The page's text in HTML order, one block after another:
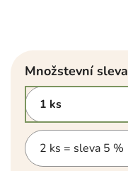
Množstevní sleva
1 ks
2 ks = sleva 5 %